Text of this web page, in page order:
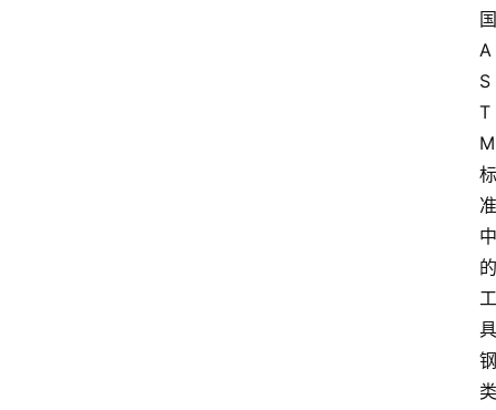
国
A
S
T
M
标
准
中
的
工
具
钢
类